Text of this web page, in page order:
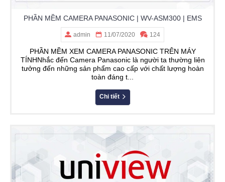
PHẦN MỀM CAMERA PANASONIC | WV-ASM300 | EMS
admin 11/07/2020 124
PHẦN MỀM XEM CAMERA PANASONIC TRÊN MÁY
TÍNHNhắc đến Camera Panasonic là người ta thường liên
tưởng đến những sản phẩm cao cấp với chất lượng hoàn
toàn đáng t...
Chi tiết